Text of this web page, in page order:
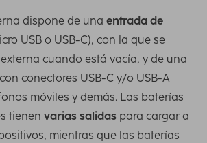
dispone de una entrada de
USB o USB-C), con la que se
cuando está vacía, y de una
con conectores USB-C y/o USB-A
móviles y demás. Las baterías
tienen varias salidas para cargar a
mientras que las baterías